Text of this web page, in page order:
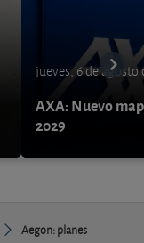
jueves, 6 de agosto
AXA: Nuevo
2029
Aegon: planes